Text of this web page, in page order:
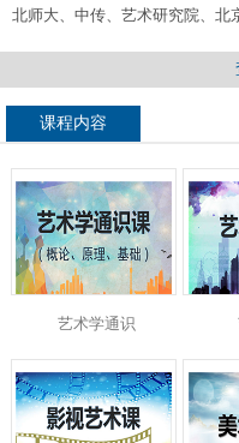
北师大、中传、艺术研究院、北
课程内容
艺术学通识